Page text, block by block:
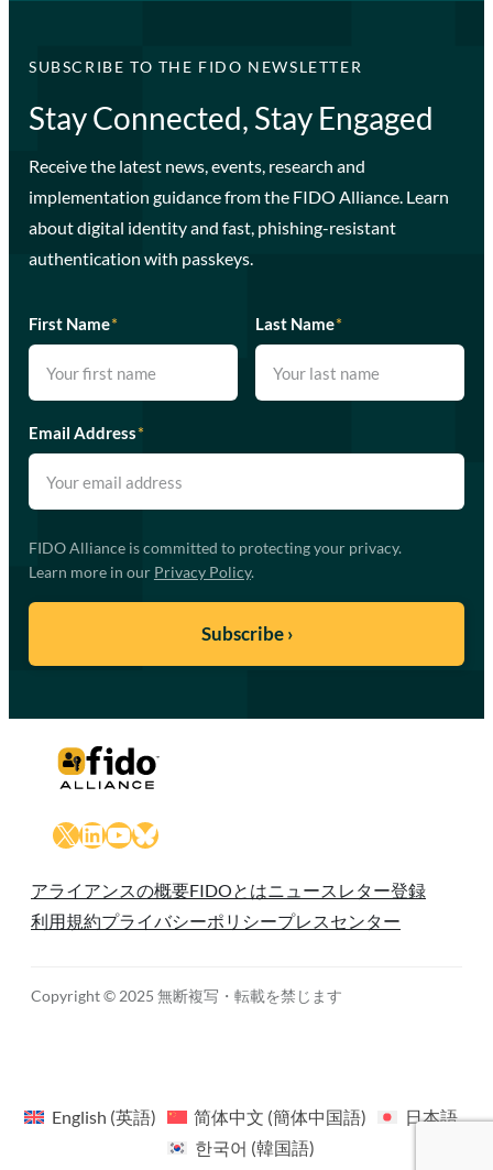
SUBSCRIBE TO THE FIDO NEWSLETTER
Stay Connected, Stay Engaged
Receive the latest news, events, research and
implementation guidance from the FIDO Alliance. Learn
about digital identity and fast, phishing-resistant
authentication with passkeys.
First Name* Last Name*
Email Address*
FIDO Alliance is committed to protecting your privacy.
Learn more in our Privacy Policy.
X LinkedIn
YouTube
Bluesky
アライアンスの概要FIDOとは ニュースレター登録
利用規約プライバシーポリシープレスセンター
Copyright © 2025 無断複写・転載を禁じます
English (英語) 简体中文 (簡体中国語)
日本語
한국어 (韓国語)